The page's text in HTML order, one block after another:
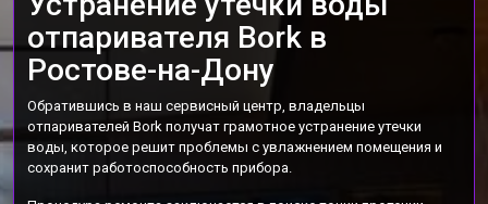
отпаривателя Bork в
Ростове-на-Дону
Обратившись в наш сервисный центр, владельцы
отпаривателей Bork получат грамотное устранение утечки
воды, которое решит проблемы с увлажнением помещения и
сохранит работоспособность прибора.